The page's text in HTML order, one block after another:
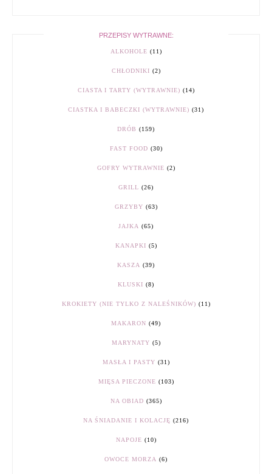
PRZEPISY WYTRAWNE:
ALKOHOLE (11)
CHŁODNIKI (2)
CIASTA I TARTY (WYTRAWNIE) (14)
CIASTKA I BABECZKI (WYTRAWNIE) (31)
DRÓB (159)
FAST FOOD (30)
GOFRY WYTRAWNIE (2)
GRILL (26)
GRZYBY (63)
JAJKA (65)
KANAPKI (5)
KASZA (39)
KLUSKI (8)
KROKIETY (NIE TYLKO Z NALEŚNIKÓW) (11)
MAKARON (49)
MARYNATY (5)
MASŁA I PASTY (31)
MIĘSA PIECZONE (103)
NA OBIAD (365)
NA ŚNIADANIE I KOLACJĘ (216)
NAPOJE (10)
OWOCE MORZA (6)